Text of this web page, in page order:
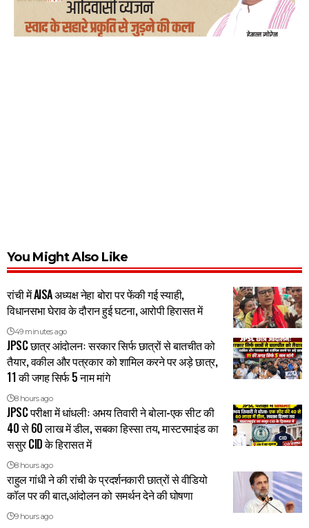
You Might Also Like
रांची में AISA अध्यक्ष नेहा बोरा पर फेंकी गई स्याही,
विधानसभा घेराव के दौरान हुई घटना, आरोपी हिरासत में
49 minutes ago
JPSC छात्र आंदोलनः सरकार सिर्फ छात्रों से बातचीत को
तैयार, वकील और पत्रकार को शामिल करने पर अड़े छात्र,
11 की जगह सिर्फ 5 नाम मांगे
8 hours ago
JPSC परीक्षा में धांधलीः अभय तिवारी ने बोला-एक सीट की
40 से 60 लाख में डील, सबका हिस्सा तय, मास्टरमाइंड का
ससुर CID के हिरासत में
8 hours ago
राहुल गांधी ने की रांची के प्रदर्शनकारी छात्रों से वीडियो
कॉल पर की बात,आंदोलन को समर्थन देने की घोषणा
9 hours ago